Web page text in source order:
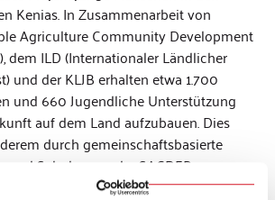
Kenias. In Zusammenarbeit von
Agriculture Community Development
dem ILD (Internationaler Ländlicher
und der KLJB erhalten etwa 1.700
und 660 Jugendliche Unterstützung
auf dem Land aufzubauen. Dies
durch gemeinschaftsbasierte
Schulungen der SACDEP zu
Landwirtschaft.